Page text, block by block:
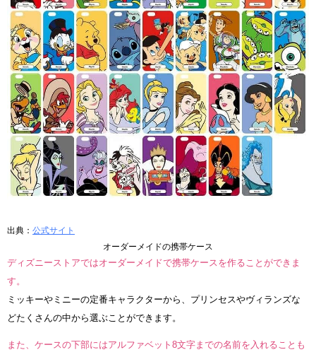
出典： 公式サイト
オーダーメイドの携帯ケース
ディズニーストアではオーダーメイドで携帯ケースを作ることができま
す。
ミッキーやミニーの定番キャラクターから、プリンセスやヴィランズな
どたくさんの中から選ぶことができます。
また、ケースの下部にはアルファベット8文字までの名前を入れることも